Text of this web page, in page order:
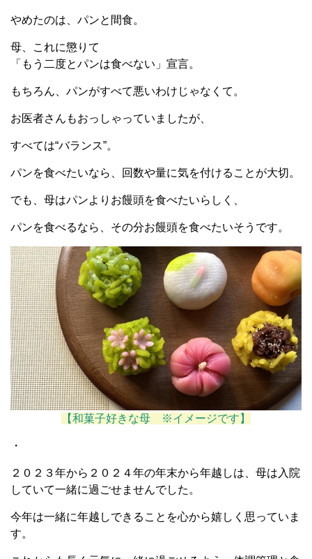
やめたのは、パンと間食。
母、これに懲りて
「もう二度とパンは食べない」宣言。
もちろん、パンがすべて悪いわけじゃなくて。
お医者さんもおっしゃっていましたが、
すべては“バランス”。
パンを食べたいなら、回数や量に気を付けることが大切。
でも、母はパンよりお饅頭を食べたいらしく、
パンを食べるなら、その分お饅頭を食べたいそうです。
【和菓子好きな母 ※イメージです】
・
２０２３年から２０２４年の年末から年越しは、母は入院
していて一緒に過ごせませんでした。
今年は一緒に年越しできることを心から嬉しく思っていま
す。